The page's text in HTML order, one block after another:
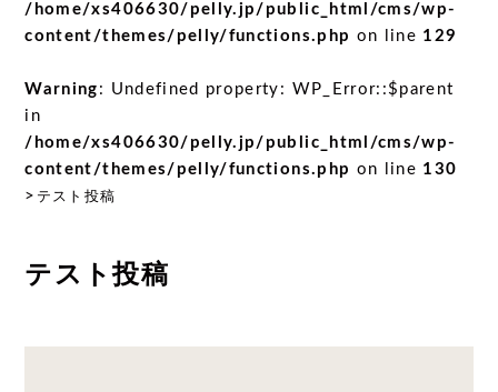
/home/xs406630/pelly.jp/public_html/cms/wp-
content/themes/pelly/functions.php on line 129
Warning : Undefined property: WP_Error::$parent
in
/home/xs406630/pelly.jp/public_html/cms/wp-
content/themes/pelly/functions.php on line 130
> テスト投稿
テスト投稿